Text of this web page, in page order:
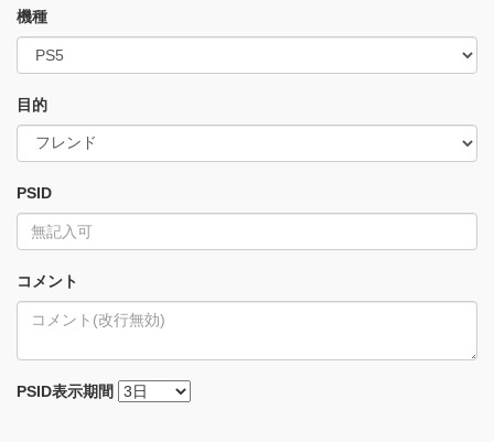
機種
目的
PSID
コメント
PSID表示期間